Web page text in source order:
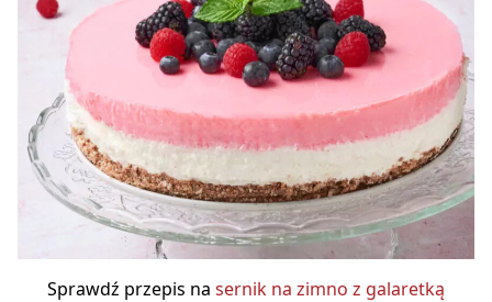
Sprawdź przepis na sernik na zimno z galaretką